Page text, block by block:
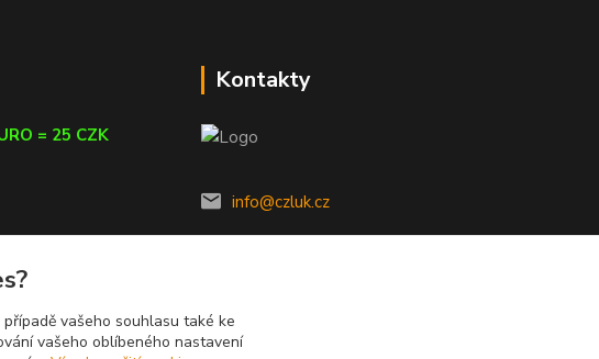
= 25 CZK
Kontakty
info@czluk.cz
vašeho souhlasu také ke
vašeho oblíbeného nastavení